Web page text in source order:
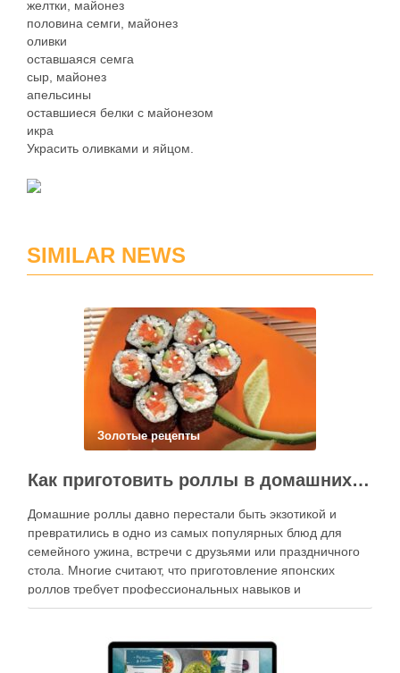
желтки, майонез
половина семги, майонез
оливки
оставшаяся семга
сыр, майонез
апельсины
оставшиеся белки с майонезом
икра
Украсить оливками и яйцом.
SIMILAR NEWS
Золотые рецепты
Как приготовить роллы в домашних условиях?
Домашние роллы давно перестали быть экзотикой и
превратились в одно из самых популярных блюд для
семейного ужина, встречи с друзьями или праздничного
стола. Многие считают, что приготовление японских
роллов требует профессиональных навыков и
специального оборудования, однако на практике сделать
кухне. Главное — …